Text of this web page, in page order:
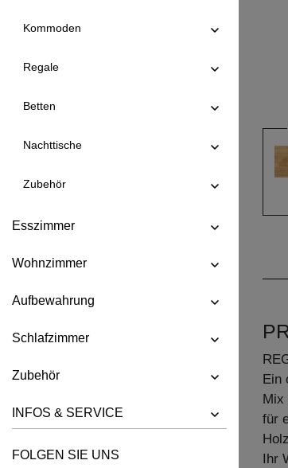
Kommoden
Regale
Betten
Nachttische
Zubehör
Esszimmer
Wohnzimmer
Aufbewahrung
Schlafzimmer
Zubehör
INFOS & SERVICE
FOLGEN SIE UNS
Ein
Mix
für
Ihr